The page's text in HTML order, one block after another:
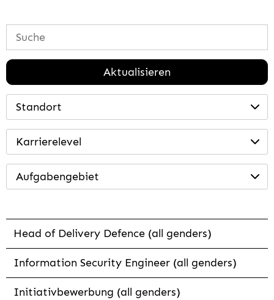
Aktualisieren
Standort
Karrierelevel
Aufgabengebiet
Head of Delivery Defence (all genders)
Information Security Engineer (all genders)
Initiativbewerbung (all genders)